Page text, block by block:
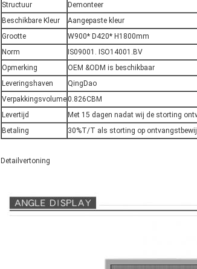
Structuur
Demonteer
Beschikbare Kleur
Aangepaste kleur
Grootte
W900* D420* H1800mm
Norm
IS09001. ISO14001.BV
Opmerking
OEM &ODM is beschikbaar
Leveringshaven
QingDao
Verpakkingsvolume0.826CBM
Levertijd
Met 15 dagen nadat wij de storting
Betaling
30%T/T als storting op
Detailvertoning